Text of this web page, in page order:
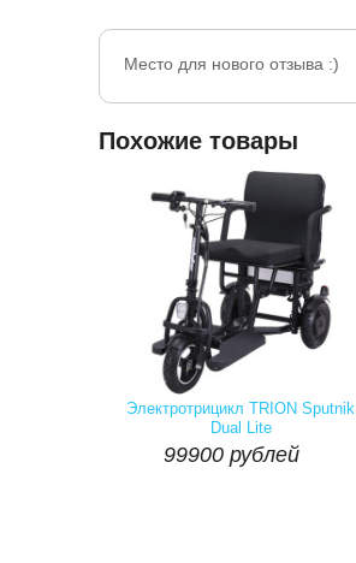
Место для нового отзыва :)
Похожие товары
Электротрицикл TRION Sputnik
Dual Lite
99900 рублей
Артикул:
99900 рублей
шт  Купить